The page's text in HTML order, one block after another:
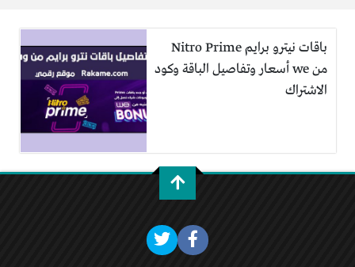
باقات نيترو برايم Nitro Prime
من we أسعار وتفاصيل الباقة وكود
الاشتراك